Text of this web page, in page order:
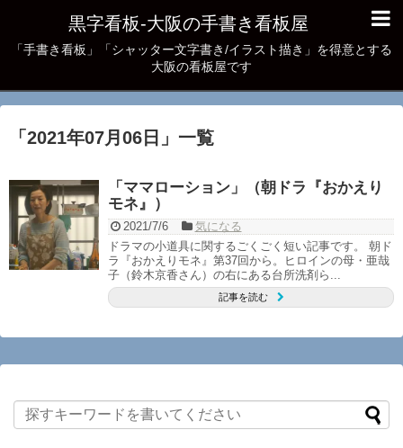
黒字看板‐大阪の手書き看板屋
「手書き看板」「シャッター文字書き/イラスト描き」を得意とする
大阪の看板屋です
「 2021年07月06日 」 一覧
「ママローション」（朝ドラ『おかえり
モネ』）
2021/7/6
気になる
ドラマの小道具に関するごくごく短い記事です。 朝ド
ラ『おかえりモネ』第37回から。ヒロインの母・亜哉
子（鈴木京香さん）の右にある台所洗剤ら...
記事を読む